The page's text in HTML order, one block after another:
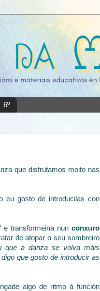
6º
que disfrutamos moito nas
eu gosto de introducilas con
e transformeina nun conxuro
de atopar o seu sombreiro
que a danza se volva máis
que gosto de introducir as
algo de ritmo á función